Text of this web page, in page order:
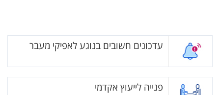
עדכונים חשובים בנוגע לאפיקי מעבר
פנייה לייעוץ אקדמי